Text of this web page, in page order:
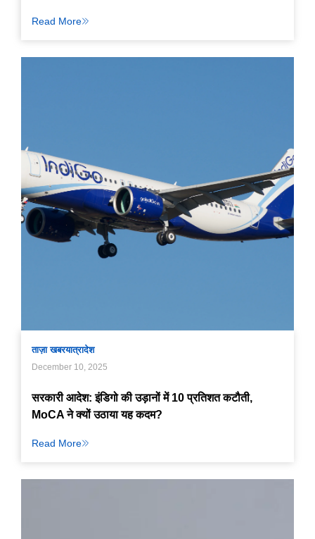
Read More
ताज़ा खबरयात्रादेश
December 10, 2025
सरकारी आदेश: इंडिगो की उड़ानों में 10 प्रतिशत कटौती,
MoCA ने क्यों उठाया यह कदम?
Read More